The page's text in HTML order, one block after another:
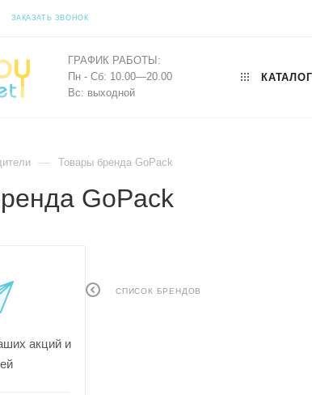
ЗАКАЗАТЬ ЗВОНОК
ГРАФИК РАБОТЫ:
Пн - Сб: 10.00—20.00
Вс: выходной
КАТАЛОГ
— Товары бренда GoPack
GoPack
СПИСОК БРЕНДОВ
акций и